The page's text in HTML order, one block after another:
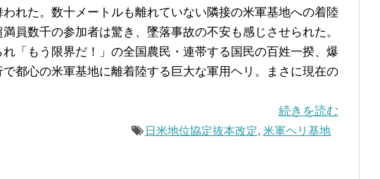
れた。数十メートルも離れていない隣接の米軍基地への着陸
員数千の参加者は驚き、墜落事故の不安も感じさせられた。
「もう限界だ！」の全国農民・連帯する国民の百姓一揆、爆
都心の米軍基地に離着陸する巨大な軍用ヘリ。まさに現在の
続きを読む
日米地位協定抜本改定, 米軍ヘリ基地